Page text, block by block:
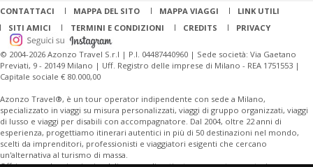
CONTATTACI MAPPA DEL SITO MAPPA VIAGGI
LINK UTILI
SITI AMICI
TERMINI E CONDIZIONI CREDITS PRIVACY
© 2004-2026 Azonzo Travel S.r.l | P.I. 04487440960 | Sede società: Via Gaetano
Previati, 9 - 20149 Milano | Uff. Registro delle imprese di Milano - REA 1751553 |
Capitale sociale € 80.000,00
Azonzo Travel®, è un tour operator indipendente con sede a Milano,
specializzato in viaggi su misura personalizzati, viaggi di gruppo organizzati, viaggi
di lusso e viaggi per disabili con accompagnatore. Dal 2004, oltre 22 anni di
esperienza, progettiamo itinerari autentici in più di 50 destinazioni nel mondo,
scelti da imprenditori, professionisti e viaggiatori esigenti che cercano
un'alternativa al turismo di massa.